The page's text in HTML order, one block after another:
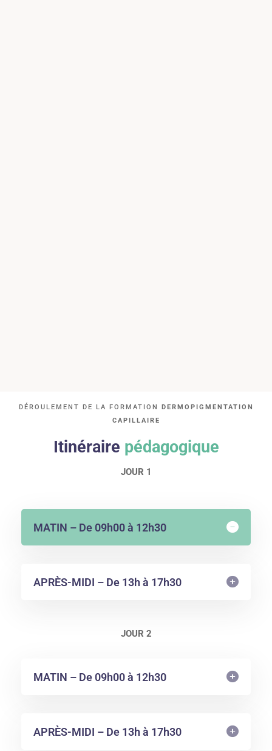
DÉROULEMENT DE LA FORMATION
DERMOPIGMENTATION
CAPILLAIRE
Itinéraire pédagogique
JOUR 1
MATIN – De 09h00 à 12h30
APRÈS-MIDI – De 13h à 17h30
JOUR 2
MATIN – De 09h00 à 12h30
APRÈS-MIDI – De 13h à 17h30